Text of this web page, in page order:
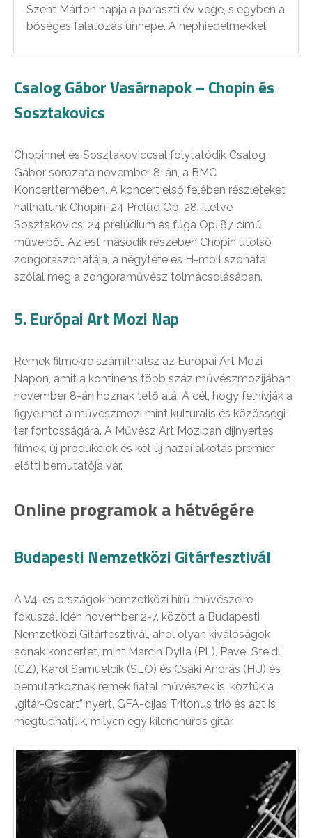
Szent Márton napja a paraszti év vége, s egyben a
bőséges falatozás ünnepe. A néphiedelmekkel
Csalog Gábor Vasárnapok – Chopin és
Sosztakovics
Chopinnel és Sosztakoviccsal folytatódik Csalog
Gábor sorozata november 8-án, a BMC
Koncerttermében. A koncert első felében részleteket
hallhatunk Chopin: 24 Prelűd Op. 28, illetve
Sosztakovics: 24 prelúdium és fúga Op. 87 című
műveiből. Az est második részében Chopin utolsó
zongoraszonátája, a négytételes H-moll szonáta
szólal meg a zongoraművész tolmácsolásában.
5. Európai Art Mozi Nap
Remek filmekre számíthatsz az Európai Art Mozi
Napon, amit a kontinens több száz művészmozijában
november 8-án hoznak tető alá. A cél, hogy felhívják a
figyelmet a művészmozi mint kulturális és közösségi
tér fontosságára. A Művész Art Moziban díjnyertes
filmek, új produkciók és két új hazai alkotás premier
előtti bemutatója vár.
Online programok a hétvégére
Budapesti Nemzetközi Gitárfesztivál
A V4-es országok nemzetközi hírű művészeire
fókuszál idén november 2-7. között a Budapesti
Nemzetközi Gitárfesztivál, ahol olyan kiválóságok
adnak koncertet, mint Marcin Dylla (PL), Pavel Steidl
(CZ), Karol Samuelcik (SLO) és Csáki András (HU) és
bemutatkoznak remek fiatal művészek is, köztük a
„gitár-Oscart” nyert, GFA-díjas Tritonus trió és azt is
megtudhatjuk, milyen egy kilenchúros gitár.